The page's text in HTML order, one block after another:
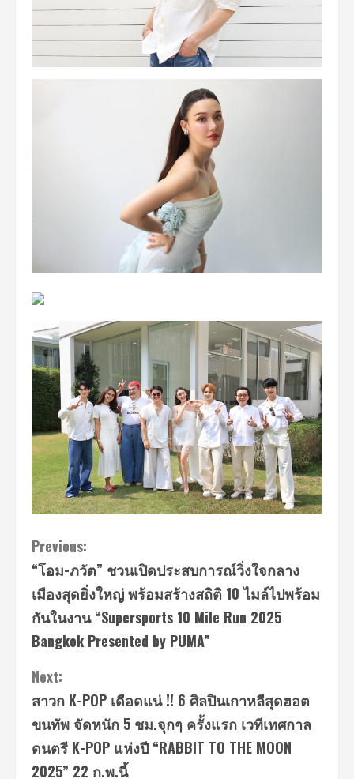
Continue
Reading
Previous:
“โอม-ภวัต” ชวนเปิดประสบการณ์วิ่งใจกลาง
เมืองสุดยิ่งใหญ่ พร้อมสร้างสถิติ 10 ไมล์ไปพร้อม
กันในงาน “Supersports 10 Mile Run 2025
Bangkok Presented by PUMA”
Next:
สาวก K-POP เดือดแน่ !! 6 ศิลปินเกาหลีสุดฮอต
ขนทัพ จัดหนัก 5 ชม.จุกๆ ครั้งแรก เวทีเทศกาล
ดนตรี K-POP แห่งปี “RABBIT TO THE MOON
2025” 22 ก.พ.นี้